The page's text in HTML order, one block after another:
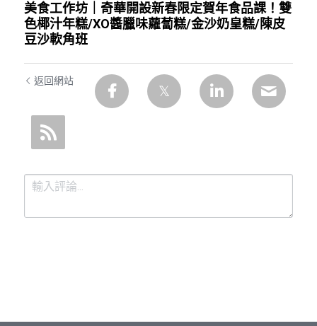
美食工作坊｜奇華開設新春限定賀年食品課！雙
色椰汁年糕/XO醬臘味蘿蔔糕/金沙奶皇糕/陳皮
豆沙軟角班
返回網站